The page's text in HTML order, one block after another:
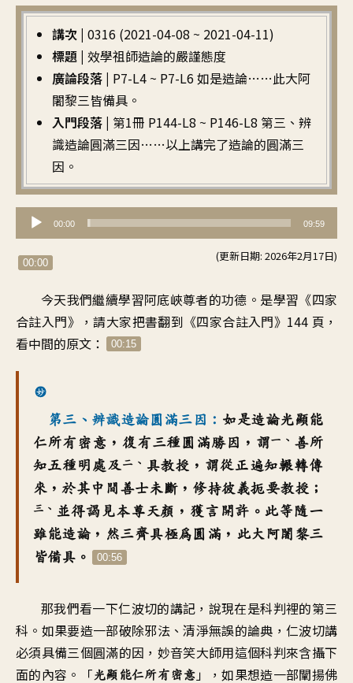
講次 | 0316 (2021-04-08 ~ 2021-04-11)
標題 | 效學祖師造論的嚴謹態度
廣論段落 | P7-L4 ~ P7-L6 如是造論……此大阿
闍黎三皆備具。
入門段落 | 第1冊 P144-L8 ~ P146-L8 第三、辨
識造論圓滿三因……以上講完了造論的圓滿三
因。
訊
播
00:00 09:59
(更新日期: 2026年2月17日)
00:00
今天我們繼續學習阿底峽尊者的功德。是學習《四家
合註入門》，請大家把書翻到《四家合註入門》144 頁，
看中間的原文：
00:15
第三、辨識造論圓滿三因： 如是造論光顯能
仁所有密意，復有三種圓滿勝因，謂一、 善所
知五種明處及二、 具教授，謂從正遍知輾轉傳
來，於其中間善士未斷，修持彼義扼要教授；
三、 並得謁見本尊天顏，獲言開許。此等隨一
雖能造論，然三齊具極為圓滿，此大阿闍黎三
皆備具。
00:56
那我們看一下仁波切的講記，說現在是科判裡的第三
科。如果要造一部破除邪法、清淨無誤的論典，仁波切講
必須具備三個圓滿的因，妙音笑大師用這個科判來含攝下
面的內容。「光顯能仁所有密意 」，如果想造一部闡揚佛